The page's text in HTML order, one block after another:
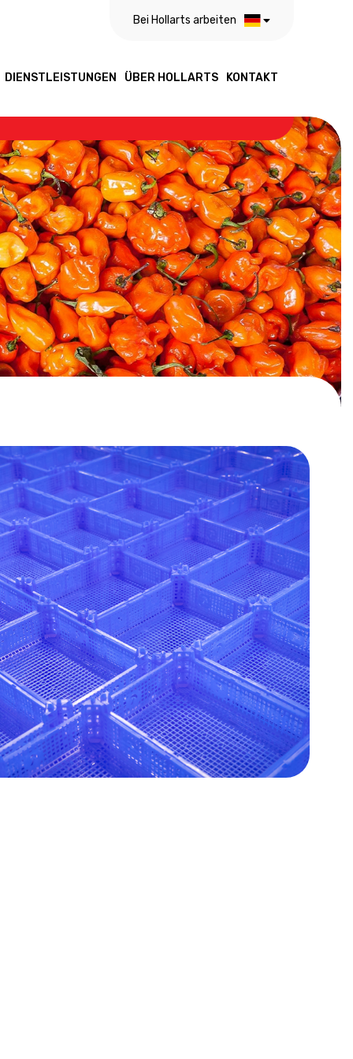
Bei Hollarts arbeiten
DIENSTLEISTUNGEN ÜBER HOLLARTS KONTAKT